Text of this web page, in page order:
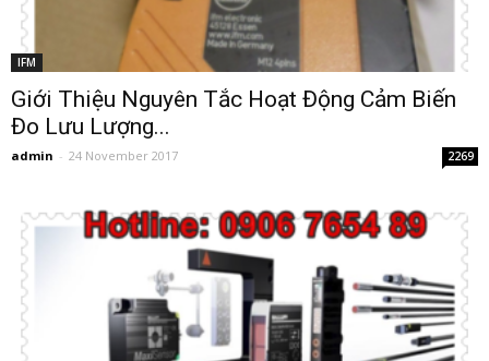
IFM
Giới Thiệu Nguyên Tắc Hoạt Động Cảm Biến
Đo Lưu Lượng...
admin - 24 November 2017 2269